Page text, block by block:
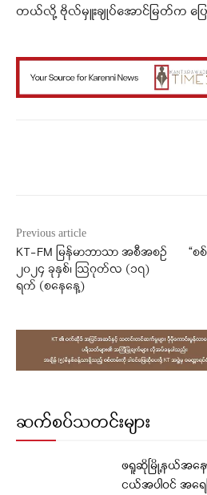
တယ်လို့ ဗိုလ်မှူးချုပ်အောင်မြတ်က ပြ
Previous article
KT-FM မြန်မာဘာသာ အစီအစဉ်
၂၀၂၄ ခုနှစ်၊ ဩဂုတ်လ (၁၇)
ရက် (စနေနေ့)
“စ
ဆက်စပ်သတင်းများ
ဖရူဆိုမြို့နယ်အန
ငယ်အပါဝင် အရေပြ